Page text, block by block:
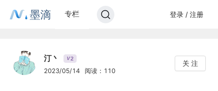
墨滴 专栏 登录 / 注册
汀丶 V2
2023/05/14 阅读：110
关 注